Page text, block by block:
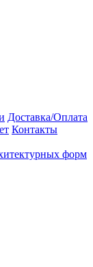
Доставка/Оплата
Контакты